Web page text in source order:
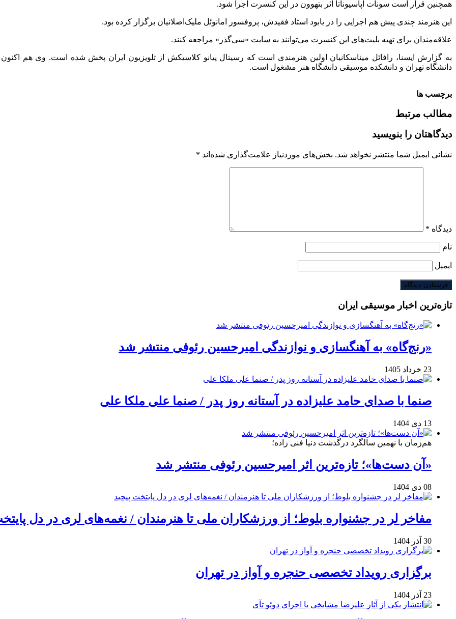
همچنین قرار است سونات آپاسیوناتا اثر بتهوون در این کنسرت اجرا شود.
این هنرمند چندی پیش هم اجرایی را در یابود استاد فقیدش، پروفسور امانوئل ملیک‌اصلانیان برگزار کرده بود.
علاقه‌مندان برای تهیه بلیت‌های این کنسرت می‌توانند به سایت «سی‌گذر» مراجعه کنند.
به گزارش ایسنا، رافائل میناسکانیان اولین هنرمندی است که رسیتال پیانو کلاسیکش از تلویزیون ایران پخش شده است. وی هم
دانشگاه تهران و دانشکده موسیقی دانشگاه هنر مشغول است.
برچسب ها
مطالب مرتبط
دیدگاهتان را بنویسید
نشانی ایمیل شما منتشر نخواهد شد. بخش‌های موردنیاز علامت‌گذاری شده‌اند *
دیدگاه *
نام
ایمیل
تازه‌ترین اخبار موسیقی ایران
«رنج‌گاه» به آهنگسازی و نوازندگی امیرحسین رئوفی منتشر شد
23 خرداد 1405
صنما با صدای حامد علیزاده در آستانه روز پدر / صنما علی ملکا علی
13 دی 1404
هم‌زمان با نهمین سالگرد درگذشت دنیا فنی زاده؛
«آن دست‌ها»؛ تازه‌ترین اثر امیرحسین رئوفی منتشر شد
08 دی 1404
مفاخر لر در جشنواره بلوط؛ از ورزشکاران ملی تا هنرمندان / نغمه‌های لری در دل
30 آذر 1404
برگزاری رویداد تخصصی حنجره و آواز در تهران
23 آذر 1404